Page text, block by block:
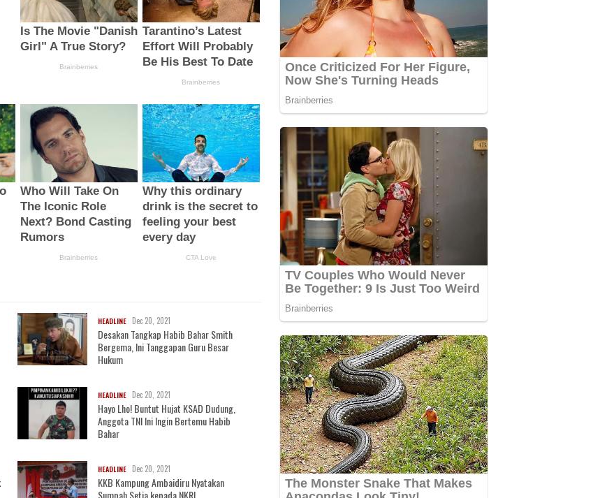
HEADLINE Dec 20, 2021
Desakan Tangkap Habib Bahar Smith
Bergema, Ini Tanggapan Guru Besar
Hukum
HEADLINE Dec 20, 2021
Hayo Lho! Buntut Hujat KSAD Dudung,
Anggota TNI Ini Ingin Bertemu Habib
Bahar
HEADLINE Dec 20, 2021
KKB Kampung Ambaidiru Nyatakan
Sumpah Setia kepada NKRI